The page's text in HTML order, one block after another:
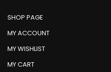
SHOP PAGE
MY ACCOUNT
MY WISHLIST
MY CART